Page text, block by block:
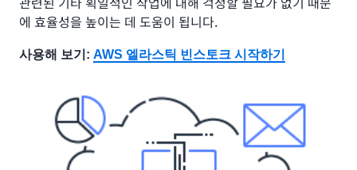
에 효율성을 높이는 데 도움이 됩니다.
사용해 보기: AWS 엘라스틱 빈스토크 시작하기